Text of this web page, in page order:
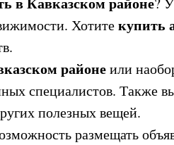
Хотитекупить
районеили
специалистов. Также
полезных вещей.
размещать